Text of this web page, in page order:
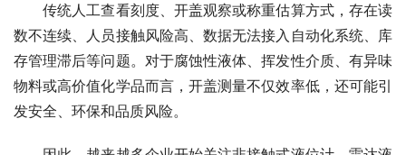
传统人工查看刻度、开盖观察或称重估算方式，存在读
数不连续、人员接触风险高、数据无法接入自动化系统、库
存管理滞后等问题。对于腐蚀性液体、挥发性介质、有异味
物料或高价值化学品而言，开盖测量不仅效率低，还可能引
发安全、环保和品质风险。